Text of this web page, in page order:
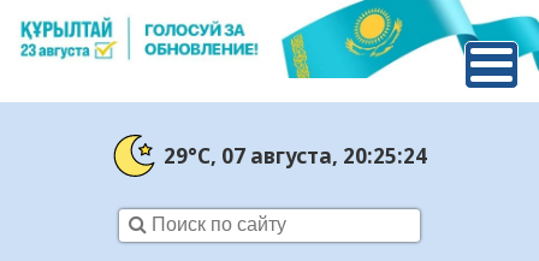
29°C, 07 августа, 20:25:24